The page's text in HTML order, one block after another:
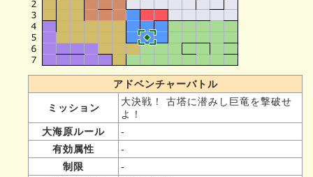
アドベンチャーバトル
ミッション
大決戦！ 古塔に潜みし巨竜を撃破せ
よ！
大海原ルール
-
有効属性
-
制限
-